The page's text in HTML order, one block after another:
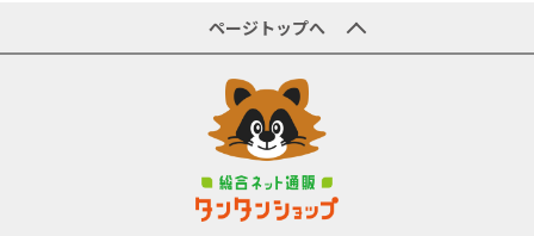
ページトップへ